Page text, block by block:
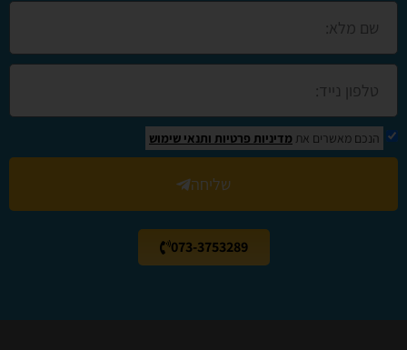
הנכם מאשרים את מדיניות פרטיות ותנאי שימוש
שליחה
073-3753289